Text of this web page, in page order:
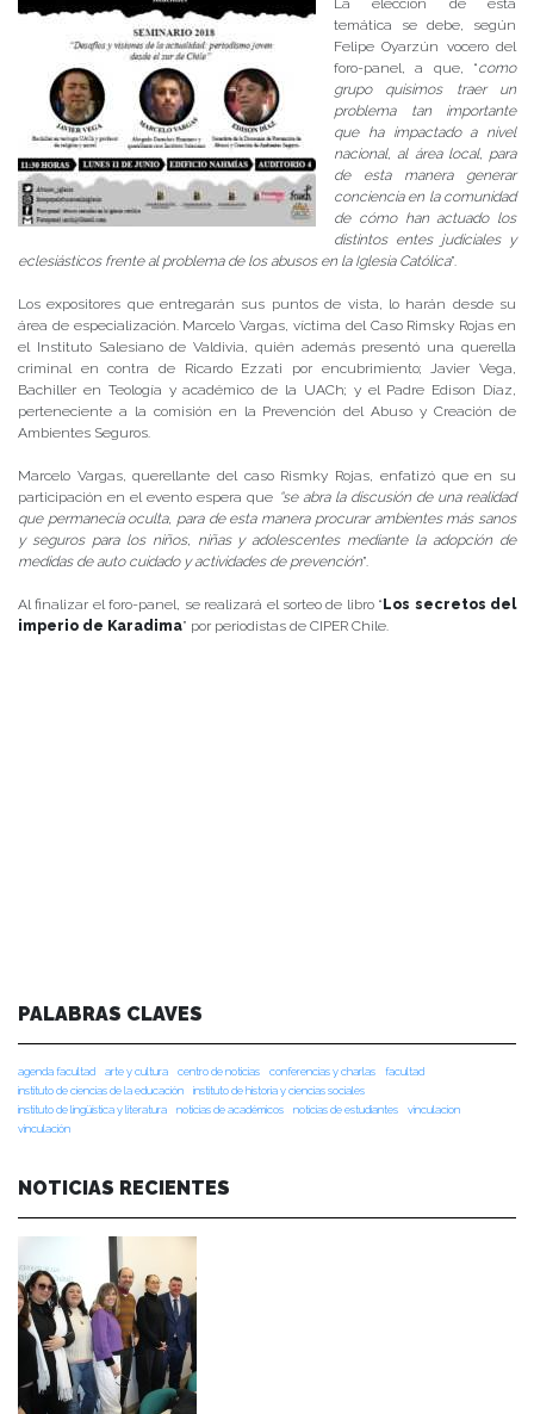
La elección de esta
temática se debe, según
Felipe Oyarzún vocero del
foro-panel, a que, “como
grupo quisimos traer un
problema tan importante
que ha impactado a nivel
nacional, al área local, para
de esta manera generar
conciencia en la comunidad
de cómo han actuado los
distintos entes judiciales y
eclesiásticos frente al problema de los abusos en la Iglesia Católica”.
Los expositores que entregarán sus puntos de vista, lo harán desde su
área de especialización. Marcelo Vargas, víctima del Caso Rimsky Rojas en
el Instituto Salesiano de Valdivia, quién además presentó una querella
criminal en contra de Ricardo Ezzati por encubrimiento; Javier Vega,
Bachiller en Teología y académico de la UACh; y el Padre Edison Díaz,
perteneciente a la comisión en la Prevención del Abuso y Creación de
Ambientes Seguros.
Marcelo Vargas, querellante del caso Rismky Rojas, enfatizó que en su
participación en el evento espera que “se abra la discusión de una realidad
que permanecía oculta, para de esta manera procurar ambientes más sanos
y seguros para los niños, niñas y adolescentes mediante la adopción de
medidas de auto cuidado y actividades de prevención”.
Al finalizar el foro-panel, se realizará el sorteo de libro “Los secretos del
imperio de Karadima” por periodistas de CIPER Chile.
PALABRAS CLAVES
agenda facultad arte y cultura centro de noticias conferencias y charlas
facultad
instituto de ciencias de la educación
instituto de historia y ciencias sociales
instituto de lingüística y literatura
noticias de académicos noticias de estudiantes
vinculacion
vinculación
NOTICIAS RECIENTES